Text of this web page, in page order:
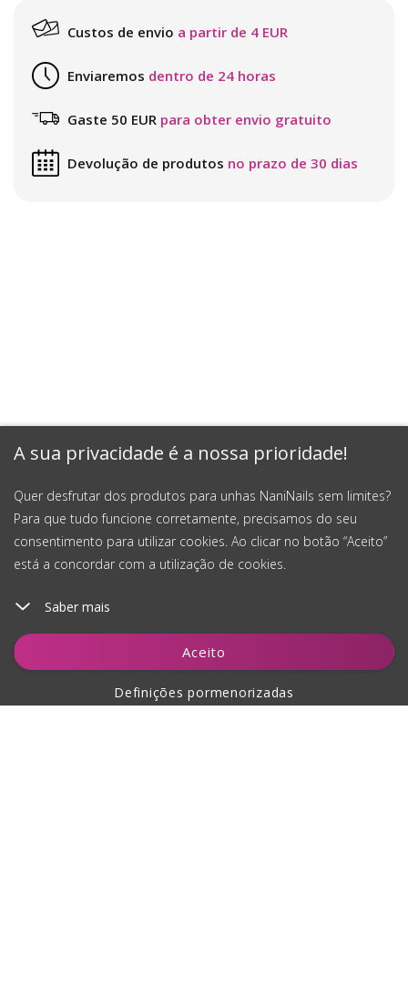
A sua privacidade é a nossa prioridade!
Quer desfrutar dos produtos para unhas NaniNails sem limites?
Para que tudo funcione corretamente, precisamos do seu
consentimento para utilizar cookies. Ao clicar no botão “Aceito”
está a concordar com a utilização de cookies.
Saber mais
Aceito
Definições pormenorizadas
Adicionar ao carrinho
Custos de envio a partir de 4 EUR
Enviaremos dentro de 24 horas
Gaste 50 EUR para obter envio gratuito
Devolução de produtos no prazo de 30 dias